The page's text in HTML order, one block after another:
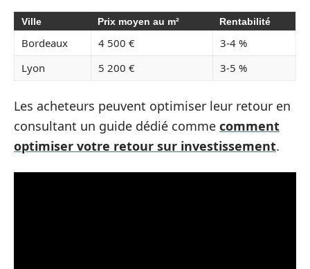
Ville Prix moyen au m² Rentabilité
Bordeaux 4 500 €
3-4 %
Lyon
5 200 € 3-5 %
Les acheteurs peuvent optimiser leur retour en
consultant un guide dédié comme comment
optimiser votre retour sur investissement.